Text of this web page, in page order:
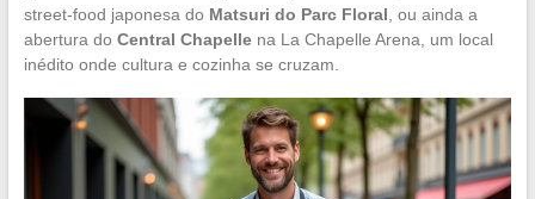
street-food japonesa do Matsuri do Parc Floral , ou ainda a
abertura do Central Chapellena La Chapelle Arena, um local
inédito onde cultura e cozinha se cruzam.